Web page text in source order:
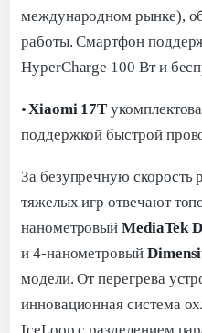
международном рынке),
работы. Смартфон
HyperCharge 100 Вт и
·Xiaomi 17T
поддержкой быстрой
За безупречную скорость
тяжелых игр отвечают
нанометровыйMediaTek
и 4-нанометровый
модели. От перегрева
инновационная система